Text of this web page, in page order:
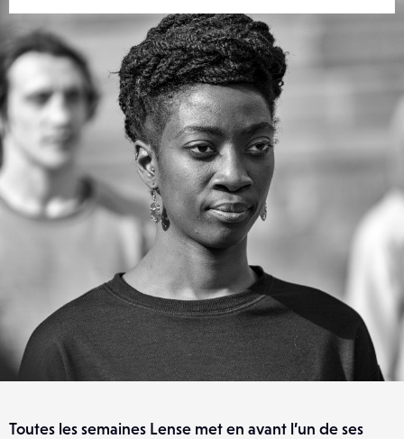
Toutes les semaines Lense met en avant l’un de ses